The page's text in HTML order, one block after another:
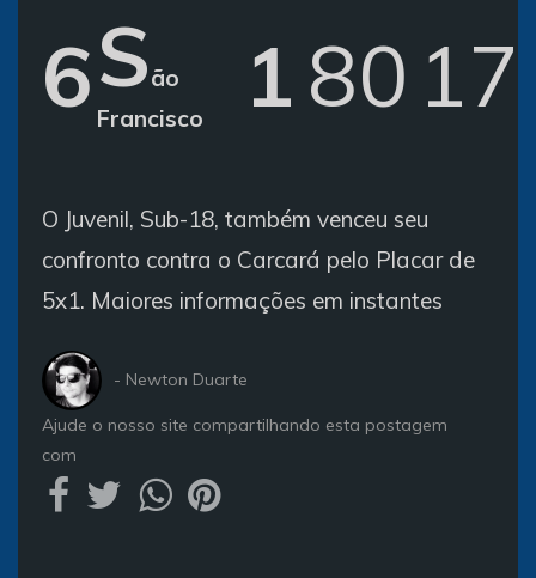
6São
Francisco
180 17
O Juvenil, Sub-18, também venceu seu
confronto contra o Carcará pelo Placar de
5x1. Maiores informações em instantes
- Newton Duarte
Ajude o nosso site compartilhando esta postagem
com